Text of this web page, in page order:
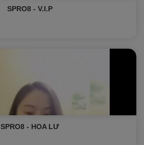
SPRO8 - V.I.P
SPRO8 - HOA LƯ